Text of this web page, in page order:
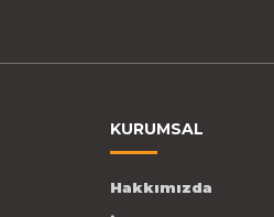
KURUMSAL
Hakkımızda